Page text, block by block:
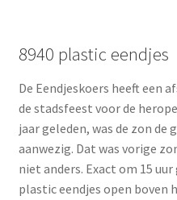
8940 plastic eendjes
De Eendjeskoers heeft een
de stadsfeest voor de
jaar geleden, was de zon de
aanwezig. Dat was vorige
niet anders. Exact om 15
plastic eendjes open boven